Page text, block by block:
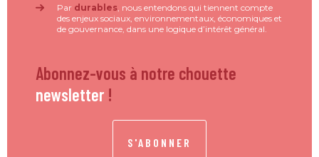
Par durables, nous entendons qui tiennent compte
des enjeux sociaux, environnementaux, économiques et
de gouvernance, dans une logique d’intérêt général.
Abonnez-vous à notre chouette
newsletter !
S'ABONNER